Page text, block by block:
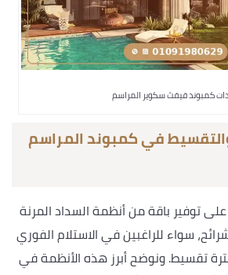
كمبوند فيفث سكوير المراسم
في كمبوند المراسم
توفير باقة من أنظمة السداد المرنة
سواء للراغبين في الاستلام الفوري
تقسيط. ونوضح أبرز هذه الأنظمة في